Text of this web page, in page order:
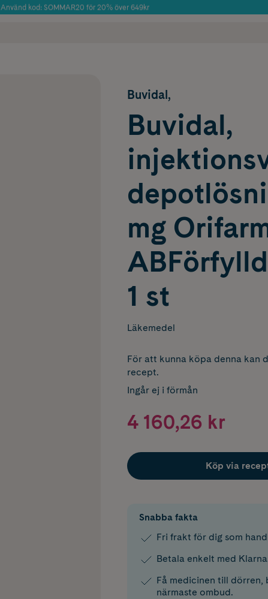
Använd kod: SOMMAR20 för 20% över 649kr
Buvidal,
Buvidal,
mg
1 st
Läkemedel
För att kunna köpa denna kan
recept.
Ingår ej i förmån
4 160,26 kr
Köp via
Snabba fakta
Fri frakt för dig som
Betala enkelt med
Få medicinen till dörren,
närmaste ombud.